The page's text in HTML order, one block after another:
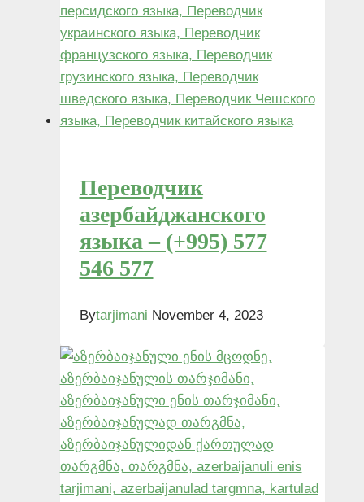
Переводчик
азербайджанского
языка – (+995) 577
546 577
Bytarjimani November 4, 2023